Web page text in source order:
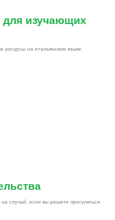
изучающих
на итальянском языке.
случай, если вы решите прогуляться